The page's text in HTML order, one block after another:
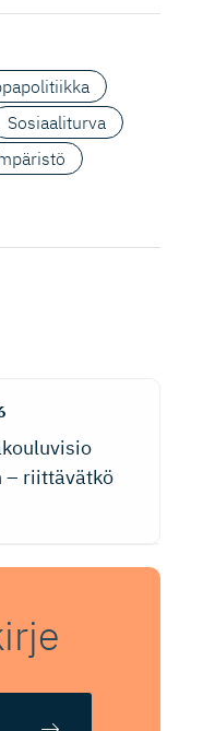
Sosiaaliturva
– riittävätkö